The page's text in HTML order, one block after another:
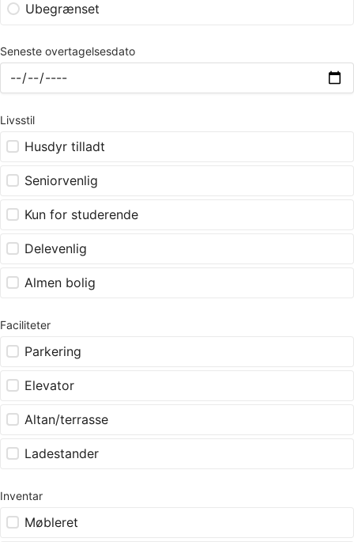
Ubegrænset
Seneste overtagelsesdato
Livsstil
Husdyr tilladt
Seniorvenlig
Kun for studerende
Delevenlig
Almen bolig
Faciliteter
Parkering
Elevator
Altan/terrasse
Ladestander
Inventar
Møbleret